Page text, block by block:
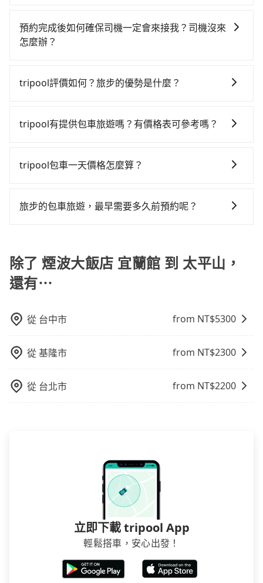
10分鐘出站、等待車站前排班的計程車，搭上小黃後約
花88分鐘、車費2,200元後，抵達太平山 (宜蘭縣大同鄉)
領有合法執照的計程車僅有4,100多輛，計程車的密度為
小黃司機不按表收費，看乘客是外地人便漫天喊價或恣
預約包車，不僅每人至少額外負擔140元車資，而且更會
拼車共乘服務，最多可再節省50%的交通費用。
灣大車隊、Uber、Line Taxi、Yoxi等。依照里程跳錶計
算，價格約為6,975~8,400元間，但如改預約tripool可
密度為雙北的4.6%，也就是說要臨時叫到小黃的難度是
約749輛計程車，建議事先做好規劃。再加上台南市有些
宜蘭館到太平山的跳表小黃可能較為便宜，但當你們人
預約完成後如何確保司機一定會來接我？司機沒來
怎麼辦？
派車。在出發前一天晚上八點時，會透過電子郵件與簡
繫，可能原本約定的地點不適合暫停而改停靠在附近的
tripool評價如何？旅步的優勢是什麼？
定及可靠的，大多數的使用者都給予了高分評價。此
車前一日凌晨6點前取消均可無條件全額退費的承諾，讓
tripool有提供包車旅遊嗎？有價格表可參考嗎？
包車旅遊，從單純的單趟接送到算時間的計時包車都
用，網站試算即真實價格，免去來回電話確認。一天包
車，如需10人以上巴士，請來信洽詢。
tripool包車一天價格怎麼算？
需行程的公里數及車型而有所不同，建議可以直接上旅
旅步的包車旅遊，最早需要多久前預約呢？
以不妨趁早訂購，享受更划算的價格。
除了 煙波大飯店 宜蘭館 到 太平山，
還有⋯
從 台中市 from NT$5300
從基隆市 from NT$2300
從 台北市 from NT$2200
立即下載 tripool App
輕鬆搭車，安心出發！